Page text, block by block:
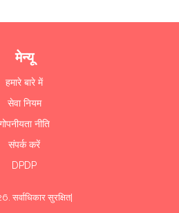
मेन्यू
हमारे बारे में
सेवा नियम
गोपनीयता नीति
संपर्क करें
DPDP
सर्वाधिकार सुरक्षित|